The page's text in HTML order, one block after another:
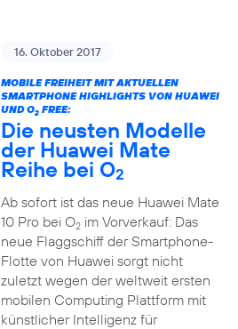
16. Oktober 2017
MOBILE FREIHEIT MIT AKTUELLEN
SMARTPHONE HIGHLIGHTS VON HUAWEI
UND O2FREE:
Die neusten Modelle
der Huawei Mate
Reihe bei O2
Ab sofort ist das neue Huawei Mate
10 Pro bei O2im Vorverkauf: Das
neue Flaggschiff der Smartphone-
Flotte von Huawei sorgt nicht
zuletzt wegen der weltweit ersten
mobilen Computing Plattform mit
künstlicher Intelligenz für